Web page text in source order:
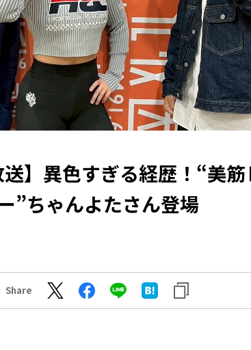
送】異色すぎる経歴！“美
”ちゃんよたさん登場
Share